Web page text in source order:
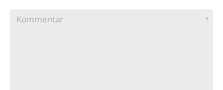
Kommentar *